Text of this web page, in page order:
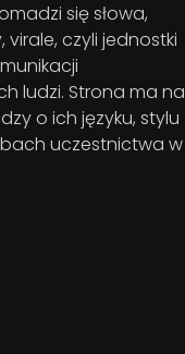
się słowa,
virale, czyli jednostki
ludzi. Strona ma na
o ich języku, stylu
uczestnictwa w